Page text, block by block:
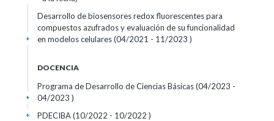
Desarrollo de biosensores redox fluorescentes para
compuestos azufrados y evaluación de su funcionalidad
en modelos celulares (04/2021 - 11/2023 )
+
DOCENCIA
Programa de Desarrollo de Ciencias Básicas (04/2023 -
04/2023 )
+
PDECIBA (10/2022 - 10/2022 )
+